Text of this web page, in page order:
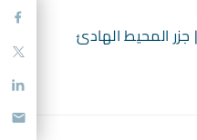
المحيط الهادئ